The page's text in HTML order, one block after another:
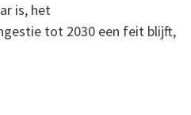
is, het
tot 2030 een feit blijft,